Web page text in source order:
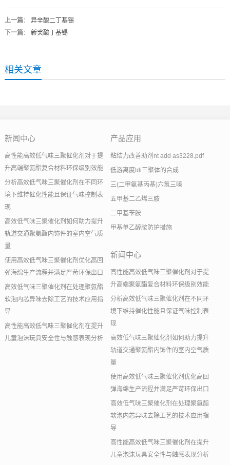
上一篇： 异辛酸二丁基锡
下一篇： 新癸酸丁基锡
相关文章
新闻中心
高性能高效低气味三聚催化剂对于提
升高端聚氨酯复合材料环保级别效能
分析高效低气味三聚催化剂在不同环
境下维持催化性能且保证气味控制表
现
高效低气味三聚催化剂如何助力提升
轨道交通聚氨酯内饰件的室内空气质
量
使用高效低气味三聚催化剂优化高回
弹海绵生产流程并满足严苛环保出口
高效低气味三聚催化剂在处理聚氨酯
软泡内芯异味去除工艺的技术应用指
导
高性能高效低气味三聚催化剂在提升
儿童泡沫玩具安全性与触感表现分析
产品应用
粘结力改善助剂nt add as3228.pdf
低游离度tdi三聚体的合成
三(二甲氨基丙基)六氢三嗪
五甲基二乙烯三胺
二甲基苄胺
甲基单乙醇胺防护措施
新闻中心
高性能高效低气味三聚催化剂对于提
升高端聚氨酯复合材料环保级别效能
分析高效低气味三聚催化剂在不同环
境下维持催化性能且保证气味控制表
现
高效低气味三聚催化剂如何助力提升
轨道交通聚氨酯内饰件的室内空气质
量
使用高效低气味三聚催化剂优化高回
弹海绵生产流程并满足严苛环保出口
高效低气味三聚催化剂在处理聚氨酯
软泡内芯异味去除工艺的技术应用指
导
高性能高效低气味三聚催化剂在提升
儿童泡沫玩具安全性与触感表现分析